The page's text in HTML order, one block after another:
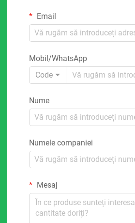
Email
Mobil/WhatsApp
Code
Nume
Numele companiei
Mesaj